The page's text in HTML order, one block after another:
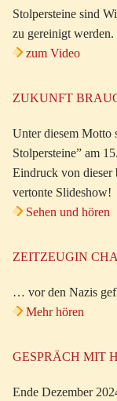
Stolpersteine sind
zu gereinigt
zum Video
ZUKUNFT
Unter diesem Motto
Stolpersteine” am
Eindruck von dieser
vertonte Slideshow!
Sehen und hören
ZEITZEUGIN
… vor den Nazis
Mehr hören
GESPRÄCH MIT
Ende Dezember